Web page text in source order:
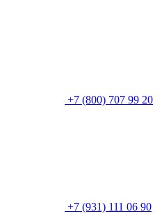
+7 (800) 707 99 20
+7 (931) 111 06 90